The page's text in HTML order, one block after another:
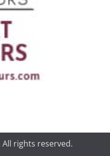
All rights reserved.